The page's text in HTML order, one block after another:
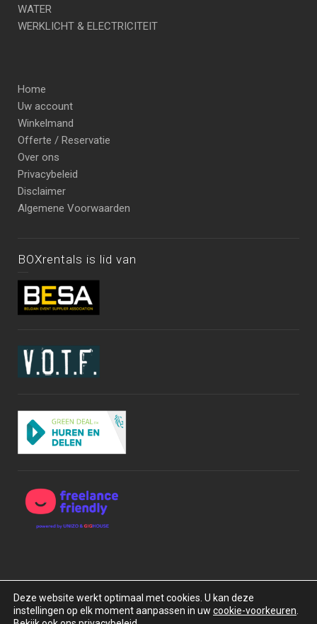
WATER
WERKLICHT & ELECTRICITEIT
Home
Uw account
Winkelmand
Offerte / Reservatie
Over ons
Privacybeleid
Disclaimer
Algemene Voorwaarden
BOXrentals is lid van
Copyright © 2015-2026 BOXrentals bv. Alle rechten
Deze website werkt optimaal met cookies. U kan deze
instellingen op elk moment aanpassen in uw cookie-voorkeuren